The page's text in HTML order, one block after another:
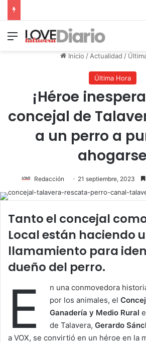
Menú
Inicio /Actualidad /
Última Hora
¡Héroe
concejal de
a un perro a
ahogarse
Redacción 21 septiembre, 2023
Tanto el concejal
Local están haciendo
llamamiento para
dueño del perro.
E
n una conmovedora
por los animales, el
Ganadería y Medio Rural
de Talavera, Gerardo
a VOX, se convirtió en un héroe en la